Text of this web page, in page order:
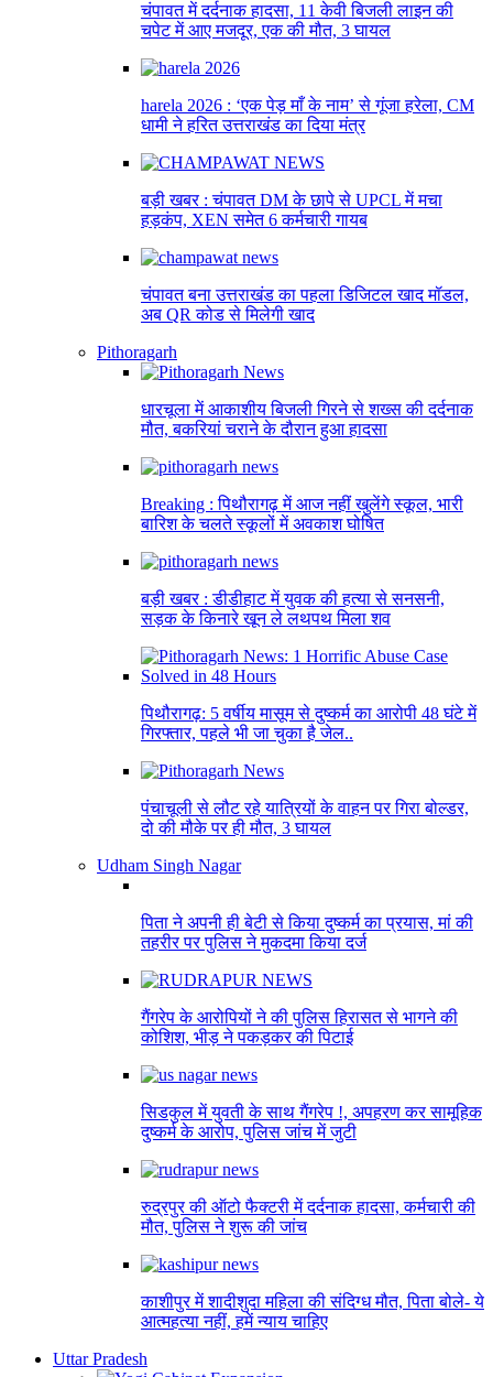
चंपावत में दर्दनाक हादसा, 11 केवी बिजली लाइन की
चपेट में आए मजदूर, एक की मौत, 3 घायल
harela 2026 : ‘एक पेड़ माँ के नाम’ से गूंजा हरेला, CM
धामी ने हरित उत्तराखंड का दिया मंत्र
बड़ी खबर : चंपावत DM के छापे से UPCL में मचा
हड़कंप, XEN समेत 6 कर्मचारी गायब
चंपावत बना उत्तराखंड का पहला डिजिटल खाद मॉडल,
अब QR कोड से मिलेगी खाद
Pithoragarh
धारचूला में आकाशीय बिजली गिरने से शख्स की दर्दनाक
मौत, बकरियां चराने के दौरान हुआ हादसा
Breaking : पिथौरागढ़ में आज नहीं खुलेंगे स्कूल, भारी
बारिश के चलते स्कूलों में अवकाश घोषित
बड़ी खबर : डीडीहाट में युवक की हत्या से सनसनी,
सड़क के किनारे खून ले लथपथ मिला शव
पिथौरागढ़: 5 वर्षीय मासूम से दुष्कर्म का आरोपी 48 घंटे में
गिरफ्तार, पहले भी जा चुका है जेल..
पंचाचूली से लौट रहे यात्रियों के वाहन पर गिरा बोल्डर,
दो की मौके पर ही मौत, 3 घायल
Udham Singh Nagar
पिता ने अपनी ही बेटी से किया दुष्कर्म का प्रयास, मां की
तहरीर पर पुलिस ने मुकदमा किया दर्ज
गैंगरेप के आरोपियों ने की पुलिस हिरासत से भागने की
कोशिश, भीड़ ने पकड़कर की पिटाई
सिडकुल में युवती के साथ गैंगरेप !, अपहरण कर सामूहिक
दुष्कर्म के आरोप, पुलिस जांच में जुटी
रुद्रपुर की ऑटो फैक्टरी में दर्दनाक हादसा, कर्मचारी की
मौत, पुलिस ने शुरू की जांच
काशीपुर में शादीशुदा महिला की संदिग्ध मौत, पिता बोले- ये
आत्महत्या नहीं, हमें न्याय चाहिए
Uttar Pradesh